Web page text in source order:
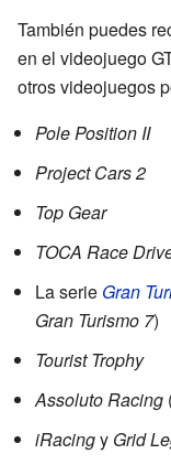
También puedes
en el videojuego
otros videojuegos
Pole Position II
Project Cars 2
Top Gear
TOCA Race
La serie Gran
Gran Turismo 7)
Tourist Trophy
Assoluto Racing
iRacingy Grid